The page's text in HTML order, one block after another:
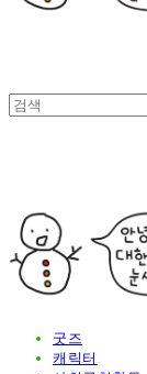
굿즈
캐릭터